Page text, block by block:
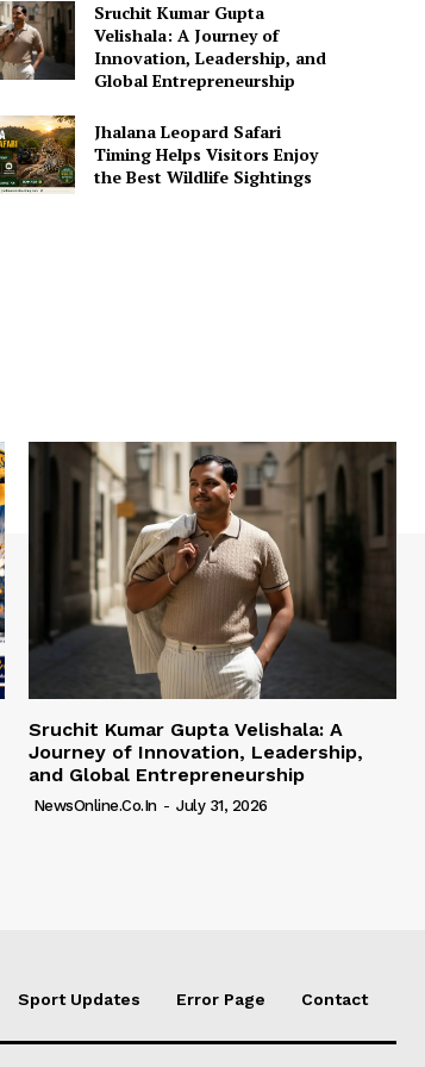
Sruchit Kumar Gupta
Velishala: A Journey of
Innovation, Leadership, and
Global Entrepreneurship
Jhalana Leopard Safari
Timing Helps Visitors Enjoy
the Best Wildlife Sightings
Sruchit Kumar Gupta Velishala: A
Journey of Innovation, Leadership,
and Global Entrepreneurship
NewsOnline.co.in - July 31, 2026
Sport Updates Error Page Contact